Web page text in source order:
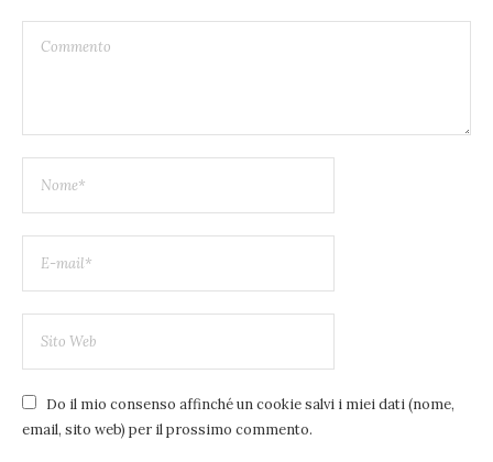
Do il mio consenso affinché un cookie salvi i miei dati (nome,
email, sito web) per il prossimo commento.